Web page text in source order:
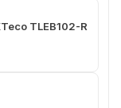
TLEB102-R